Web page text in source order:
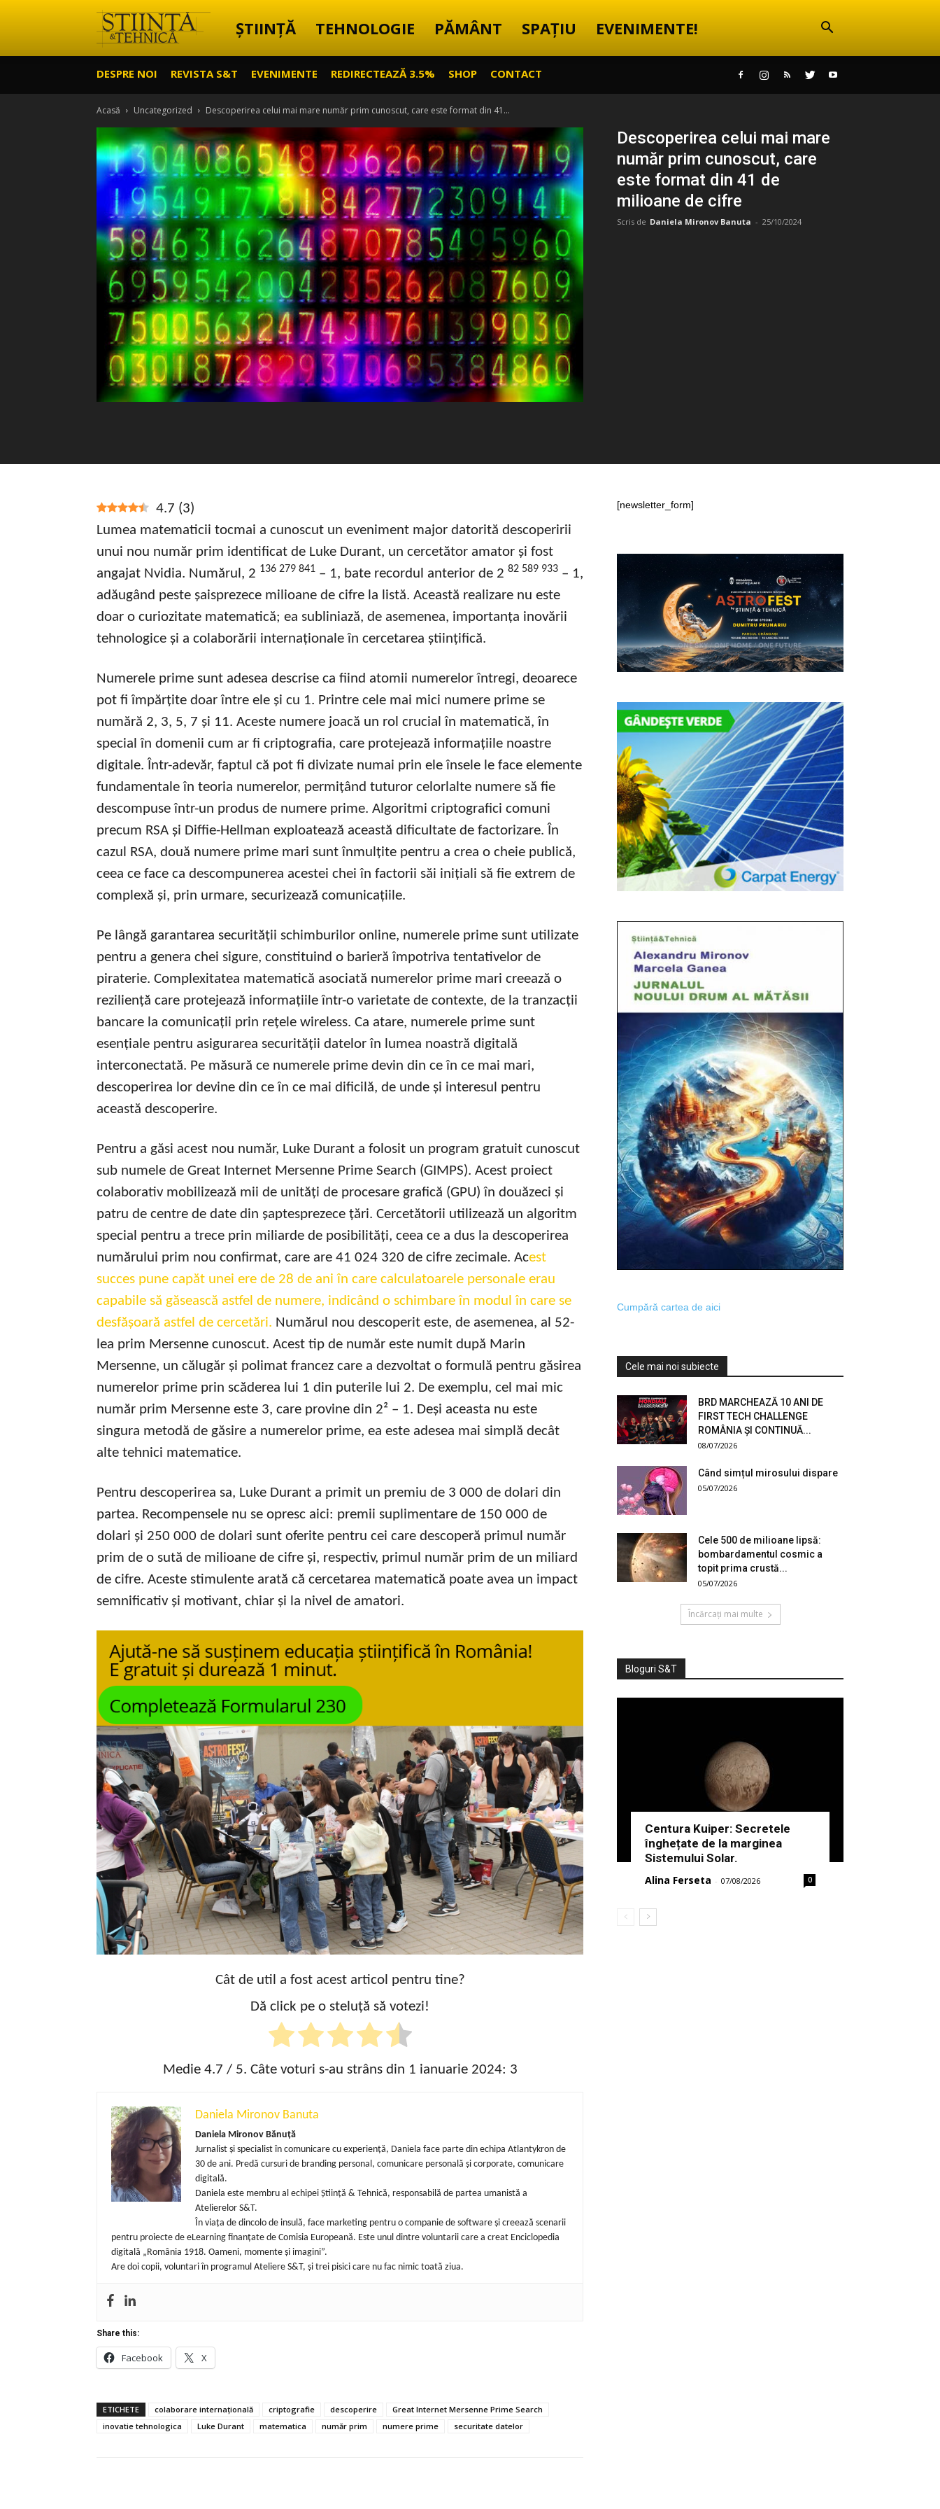
Știință
Tehnică
ȘTIINȚĂ TEHNOLOGIE PĂMÂNT SPAȚIU EVENIMENTE!
DESPRE NOI REVISTA S&T EVENIMENTE REDIRECTEAZĂ 3.5% SHOP CONTACT
Acasă Uncategorized Descoperirea celui mai mare număr prim cunoscut, care este format din 41...
Descoperirea celui mai mare
număr prim cunoscut, care
este format din 41 de
milioane de cifre
Scris de Daniela Mironov Banuta - 25/10/2024
4.7 (3)
Lumea matematicii tocmai a cunoscut un eveniment major datorită descoperirii
unui nou număr prim identificat de Luke Durant, un cercetător amator și fost
angajat Nvidia. Numărul, 2 136 279 841 – 1, bate recordul anterior de 2 82 589 933 – 1,
adăugând peste șaisprezece milioane de cifre la listă. Această realizare nu este
doar o curiozitate matematică; ea subliniază, de asemenea, importanța inovării
tehnologice și a colaborării internaționale în cercetarea științifică.
Numerele prime sunt adesea descrise ca fiind atomii numerelor întregi, deoarece
pot fi împărțite doar între ele și cu 1. Printre cele mai mici numere prime se
numără 2, 3, 5, 7 și 11. Aceste numere joacă un rol crucial în matematică, în
special în domenii cum ar fi criptografia, care protejează informațiile noastre
digitale. Într-adevăr, faptul că pot fi divizate numai prin ele însele le face elemente
fundamentale în teoria numerelor, permițând tuturor celorlalte numere să fie
descompuse într-un produs de numere prime. Algoritmi criptografici comuni
precum RSA și Diffie-Hellman exploatează această dificultate de factorizare. În
cazul RSA, două numere prime mari sunt înmulțite pentru a crea o cheie publică,
ceea ce face ca descompunerea acestei chei în factorii săi inițiali să fie extrem de
complexă și, prin urmare, securizează comunicațiile.
Pe lângă garantarea securității schimburilor online, numerele prime sunt utilizate
pentru a genera chei sigure, constituind o barieră împotriva tentativelor de
piraterie. Complexitatea matematică asociată numerelor prime mari creează o
reziliență care protejează informațiile într-o varietate de contexte, de la tranzacții
bancare la comunicații prin rețele wireless. Ca atare, numerele prime sunt
esențiale pentru asigurarea securității datelor în lumea noastră digitală
interconectată. Pe măsură ce numerele prime devin din ce în ce mai mari,
descoperirea lor devine din ce în ce mai dificilă, de unde și interesul pentru
această descoperire.
Pentru a găsi acest nou număr, Luke Durant a folosit un program gratuit cunoscut
sub numele de Great Internet Mersenne Prime Search (GIMPS). Acest proiect
colaborativ mobilizează mii de unități de procesare grafică (GPU) în douăzeci și
patru de centre de date din șaptesprezece țări. Cercetătorii utilizează un algoritm
special pentru a trece prin miliarde de posibilități, ceea ce a dus la descoperirea
numărului prim nou confirmat, care are 41 024 320 de cifre zecimale. Acest
succes pune capăt unei ere de 28 de ani în care calculatoarele personale erau
capabile să găsească astfel de numere, indicând o schimbare în modul în care se
desfășoară astfel de cercetări. Numărul nou descoperit este, de asemenea, al 52-
lea prim Mersenne cunoscut. Acest tip de număr este numit după Marin
Mersenne, un călugăr și polimat francez care a dezvoltat o formulă pentru găsirea
numerelor prime prin scăderea lui 1 din puterile lui 2. De exemplu, cel mai mic
număr prim Mersenne este 3, care provine din 2² – 1. Deși aceasta nu este
singura metodă de găsire a numerelor prime, ea este adesea mai simplă decât
alte tehnici matematice.
Pentru descoperirea sa, Luke Durant a primit un premiu de 3 000 de dolari din
partea. Recompensele nu se opresc aici: premii suplimentare de 150 000 de
dolari și 250 000 de dolari sunt oferite pentru cei care descoperă primul număr
prim de o sută de milioane de cifre și, respectiv, primul număr prim de un miliard
de cifre. Aceste stimulente arată că cercetarea matematică poate avea un impact
semnificativ și motivant, chiar și la nivel de amatori.
Cât de util a fost acest articol pentru tine?
Dă click pe o steluță să votezi!
Medie 4.7 / 5. Câte voturi s-au strâns din 1 ianuarie 2024: 3
Daniela Mironov Banuta
Daniela Mironov Bănuță
Jurnalist și specialist în comunicare cu experiență, Daniela face parte din echipa Atlantykron de
30 de ani. Predă cursuri de branding personal, comunicare personală și corporate, comunicare
digitală.
Daniela este membru al echipei Știință & Tehnică, responsabilă de partea umanistă a
Atelierelor S&T.
În viața de dincolo de insulă, face marketing pentru o companie de software și creează scenarii
pentru proiecte de eLearning finanțate de Comisia Europeană. Este unul dintre voluntarii care a creat Enciclopedia
digitală „România 1918. Oameni, momente și imagini”.
Are doi copii, voluntari în programul Ateliere S&T, și trei pisici care nu fac nimic toată ziua.
Share this:
Facebook X
ETICHETE colaborare internațională criptografie descoperire
Great Internet Mersenne Prime Search
inovatie tehnologica
Luke Durant matematica număr prim numere prime securitate datelor
[newsletter_form]
Cumpără cartea de aici
Cele mai noi subiecte
BRD MARCHEAZĂ 10 ANI DE
FIRST TECH CHALLENGE
ROMÂNIA ȘI CONTINUĂ...
08/07/2026
Când simțul mirosului dispare
05/07/2026
Cele 500 de milioane lipsă:
bombardamentul cosmic a
topit prima crustă...
05/07/2026
Încărcați mai multe
Bloguri S&T
Centura Kuiper: Secretele
înghețate de la marginea
Sistemului Solar.
Alina Ferseta - 07/08/2026 0